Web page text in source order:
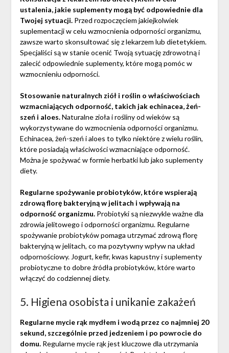
ustalenia, jakie suplementy mogą być odpowiednie dla
Twojej sytuacji.Przed rozpoczęciem jakiejkolwiek
suplementacji w celu wzmocnienia odporności organizmu,
zawsze warto skonsultować się z lekarzem lub dietetykiem.
Specjaliści są w stanie ocenić Twoją sytuację zdrowotną i
zalecić odpowiednie suplementy, które mogą pomóc w
wzmocnieniu odporności.
Stosowanie naturalnych ziół i roślin o właściwościach
wzmacniających odporność, takich jak echinacea, żeń-
szeń i aloes.Naturalne zioła i rośliny od wieków są
wykorzystywane do wzmocnienia odporności organizmu.
Echinacea, żeń-szeń i aloes to tylko niektóre z wielu roślin,
które posiadają właściwości wzmacniające odporność.
Można je spożywać w formie herbatki lub jako suplementy
diety.
Regularne spożywanie probiotyków, które wspierają
zdrową florę bakteryjną w jelitach i wpływają na
odporność organizmu.Probiotyki są niezwykle ważne dla
zdrowia jelitowego i odporności organizmu. Regularne
spożywanie probiotyków pomaga utrzymać zdrową florę
bakteryjną w jelitach, co ma pozytywny wpływ na układ
odpornościowy. Jogurt, kefir, kwas kapustny i suplementy
probiotyczne to dobre źródła probiotyków, które warto
włączyć do codziennej diety.
5. Higiena osobista i unikanie zakażeń
Regularne mycie rąk mydłem i wodą przez co najmniej 20
sekund, szczególnie przed jedzeniem i po powrocie do
domu.Regularne mycie rąk jest kluczowe dla utrzymania